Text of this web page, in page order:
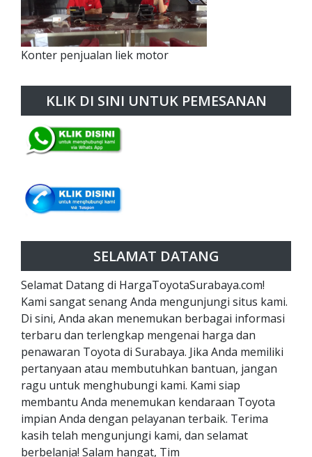
Konter penjualan liek motor
KLIK DI SINI UNTUK PEMESANAN
SELAMAT DATANG
Selamat Datang di HargaToyotaSurabaya.com!
Kami sangat senang Anda mengunjungi situs kami.
Di sini, Anda akan menemukan berbagai informasi
terbaru dan terlengkap mengenai harga dan
penawaran Toyota di Surabaya. Jika Anda memiliki
pertanyaan atau membutuhkan bantuan, jangan
ragu untuk menghubungi kami. Kami siap
membantu Anda menemukan kendaraan Toyota
impian Anda dengan pelayanan terbaik. Terima
kasih telah mengunjungi kami, dan selamat
berbelanja! Salam hangat, Tim